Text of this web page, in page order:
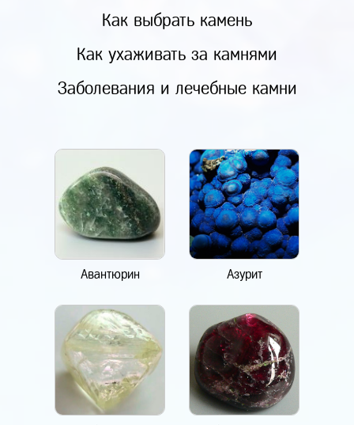
Как выбрать камень
Как ухаживать за камнями
Заболевания и лечебные камни
Авантюрин Азурит